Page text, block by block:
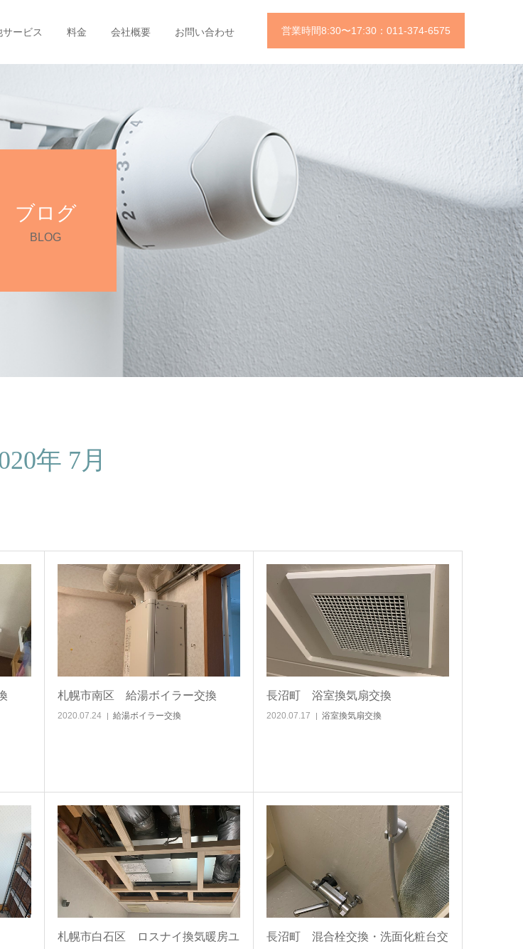
営業時間8:30〜17:30：011-374-6575
サービス 料金 会社概要 お問い合わせ
ブログ
BLOG
年 7月
札幌市南区 給湯ボイラー交換
2020.07.24 給湯ボイラー交換
長沼町 浴室換気扇交換
2020.07.17 浴室換気扇交換
札幌市白石区 ロスナイ換気暖房ユ
長沼町 混合栓交換・洗面化粧台交